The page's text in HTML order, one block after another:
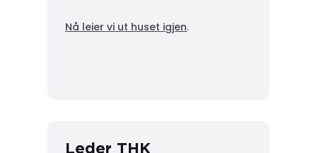
Nå leier vi ut huset igjen.
Leder THK